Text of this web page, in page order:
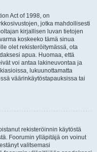
Act of 1998, on
jotka mahdollisesti
kirjallisen luvan tietojen
koskeeko tämä sinua
olet rekisteröitymässä, ota
apua. Huomaa, että
voi antaa lakineuvontaa ja
lukuunottamatta
väärinkäytöstapauksissa tai
rekisteröinnin käytöstä
Foorumin ylläpitäjä on voinut
valitsemasi